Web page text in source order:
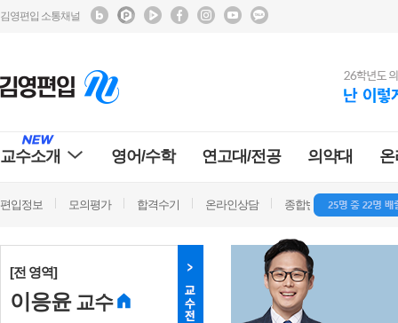
김영편입 소통채널
교수소개 영어/수학 연고대/전공 의약대
편입정보 모의평가 합격수기 온라인상담 종합반 방문상담
[전 영역]
이응윤교수